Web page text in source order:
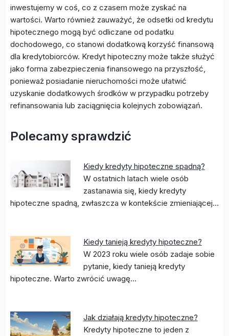
inwestujemy w coś, co z czasem może zyskać na
wartości. Warto również zauważyć, że odsetki od kredytu
hipotecznego mogą być odliczane od podatku
dochodowego, co stanowi dodatkową korzyść finansową
dla kredytobiorców. Kredyt hipoteczny może także służyć
jako forma zabezpieczenia finansowego na przyszłość,
ponieważ posiadanie nieruchomości może ułatwić
uzyskanie dodatkowych środków w przypadku potrzeby
refinansowania lub zaciągnięcia kolejnych zobowiązań.
Polecamy sprawdzić
Kiedy kredyty hipoteczne spadną?
W ostatnich latach wiele osób
zastanawia się, kiedy kredyty
hipoteczne spadną, zwłaszcza w kontekście zmieniającej…
Kiedy tanieją kredyty hipoteczne?
W 2023 roku wiele osób zadaje sobie
pytanie, kiedy tanieją kredyty
hipoteczne. Warto zwrócić uwagę…
Jak działają kredyty hipoteczne?
Kredyty hipoteczne to jeden z